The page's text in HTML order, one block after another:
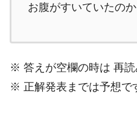
お腹がすいていたの
※ 答えが空欄の時は 再
※ 正解発表までは予想で